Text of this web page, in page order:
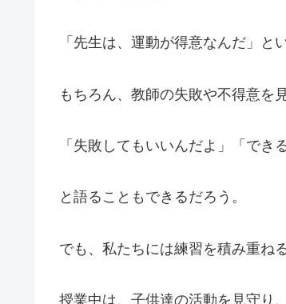
「先生は、運動が得意なんだ」と
もちろん、教師の失敗や不得意を
「失敗してもいいんだよ」「でき
と語ることもできるだろう。
でも、私たちには練習を積み重ね
授業中は、子供達の活動を見守り